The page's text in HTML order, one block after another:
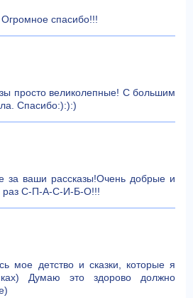
спасибо!!!
просто великолепные! С большим
Спасибо:):):)
за ваши рассказы!Очень добрые и
раз С-П-А-С-И-Б-О!!!
мое детство и сказки, которые я
Думаю это здорово должно